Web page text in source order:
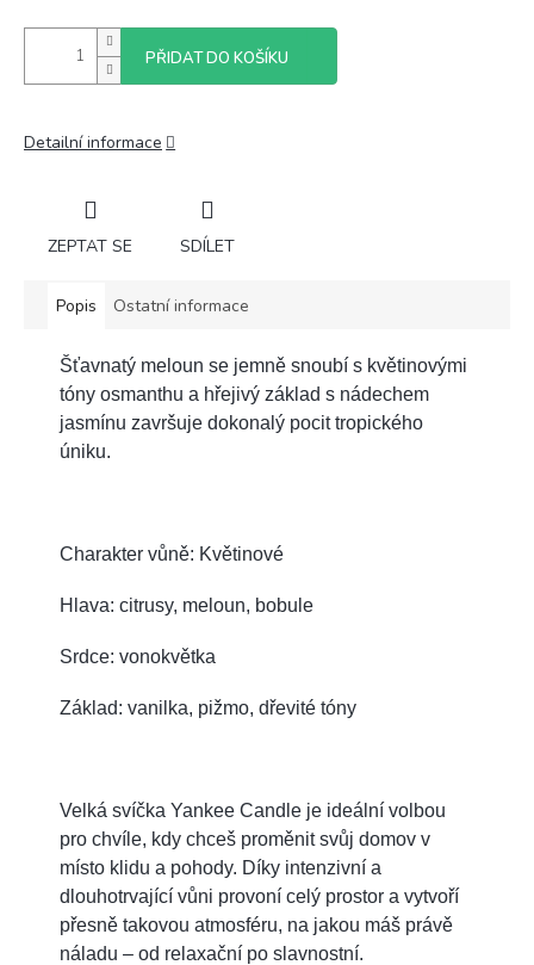
PŘIDAT DO KOŠÍKU
Detailní informace
ZEPTAT SE SDÍLET
Popis Ostatní informace
Šťavnatý meloun se jemně snoubí s květinovými
tóny osmanthu a hřejivý základ s nádechem
jasmínu završuje dokonalý pocit tropického
úniku.
Charakter vůně: Květinové
Hlava: citrusy, meloun, bobule
Srdce: vonokvětka
Základ: vanilka, pižmo, dřevité tóny
Velká svíčka Yankee Candle je ideální volbou
pro chvíle, kdy chceš proměnit svůj domov v
místo klidu a pohody. Díky intenzivní a
dlouhotrvající vůni provoní celý prostor a vytvoří
přesně takovou atmosféru, na jakou máš právě
náladu – od relaxační po slavnostní.